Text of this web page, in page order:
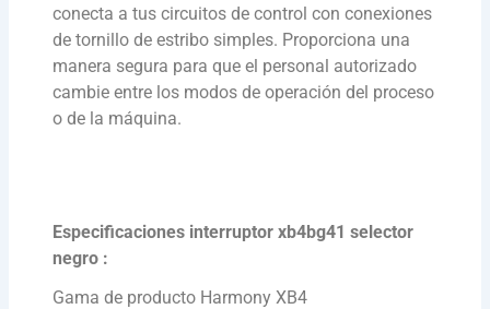
conecta a tus circuitos de control con conexiones
de tornillo de estribo simples. Proporciona una
manera segura para que el personal autorizado
cambie entre los modos de operación del proceso
o de la máquina.
Especificaciones interruptor xb4bg41 selector
negro :
Gama de producto Harmony XB4